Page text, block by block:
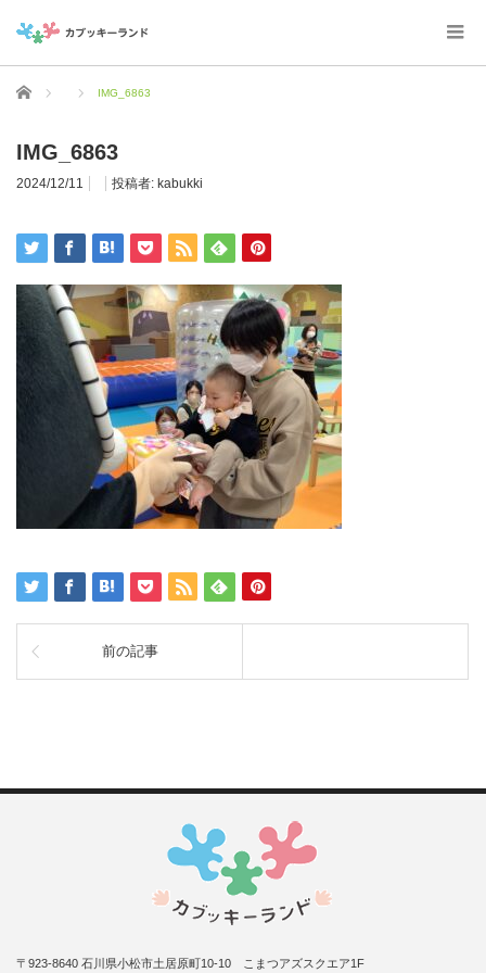
ホーム IMG_6863
IMG_6863
2024/12/11 投稿者: kabukki
前の記事
〒923-8640 石川県小松市土居原町10-10 こまつアズスクエア1F